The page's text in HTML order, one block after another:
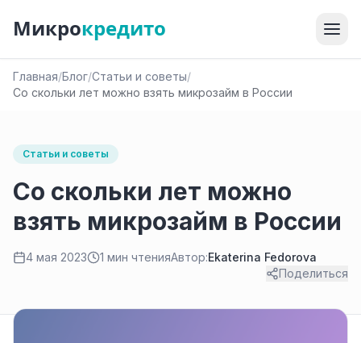
Микрокредито
Главная/Блог/Статьи и советы/
Со скольки лет можно взять микрозайм в России
Статьи и советы
Со скольки лет можно
взять микрозайм в России
4 мая 2023 1 мин чтенияАвтор:Ekaterina Fedorova
Поделиться